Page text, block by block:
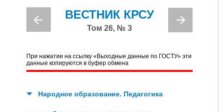
ВЕСТНИК КРСУ
Том 26, № 3
При нажатии на ссылку «Выходные данные по ГОСТУ» эти
данные копируются в буфер обмена
Народное образование. Педагогика